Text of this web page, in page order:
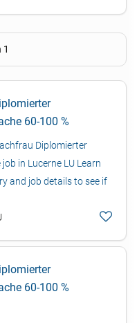
1
60-100 %
Diplomierter
in Lucerne LU Learn
and job details to see if
60-100 %